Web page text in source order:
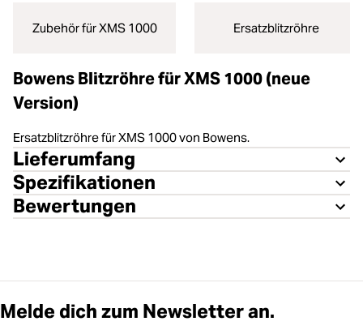
Zubehör für XMS 1000 Ersatzblitzröhre
Bowens Blitzröhre für XMS 1000 (neue
Version)
Ersatzblitzröhre für XMS 1000 von Bowens.
Lieferumfang
Spezifikationen
Bewertungen
Melde dich zum Newsletter an.